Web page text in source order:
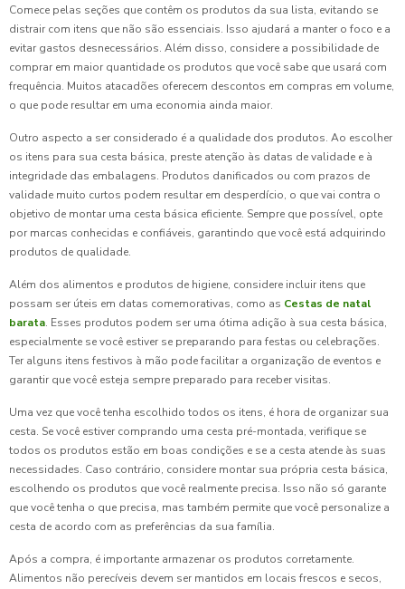
Comece pelas seções que contêm os produtos da sua lista, evitando se
distrair com itens que não são essenciais. Isso ajudará a manter o foco e a
evitar gastos desnecessários. Além disso, considere a possibilidade de
comprar em maior quantidade os produtos que você sabe que usará com
frequência. Muitos atacadões oferecem descontos em compras em volume,
o que pode resultar em uma economia ainda maior.
Outro aspecto a ser considerado é a qualidade dos produtos. Ao escolher
os itens para sua cesta básica, preste atenção às datas de validade e à
integridade das embalagens. Produtos danificados ou com prazos de
validade muito curtos podem resultar em desperdício, o que vai contra o
objetivo de montar uma cesta básica eficiente. Sempre que possível, opte
por marcas conhecidas e confiáveis, garantindo que você está adquirindo
produtos de qualidade.
Além dos alimentos e produtos de higiene, considere incluir itens que
possam ser úteis em datas comemorativas, como as Cestas de natal
barata. Esses produtos podem ser uma ótima adição à sua cesta básica,
especialmente se você estiver se preparando para festas ou celebrações.
Ter alguns itens festivos à mão pode facilitar a organização de eventos e
garantir que você esteja sempre preparado para receber visitas.
Uma vez que você tenha escolhido todos os itens, é hora de organizar sua
cesta. Se você estiver comprando uma cesta pré-montada, verifique se
todos os produtos estão em boas condições e se a cesta atende às suas
necessidades. Caso contrário, considere montar sua própria cesta básica,
escolhendo os produtos que você realmente precisa. Isso não só garante
que você tenha o que precisa, mas também permite que você personalize a
cesta de acordo com as preferências da sua família.
Após a compra, é importante armazenar os produtos corretamente.
Alimentos não perecíveis devem ser mantidos em locais frescos e secos,